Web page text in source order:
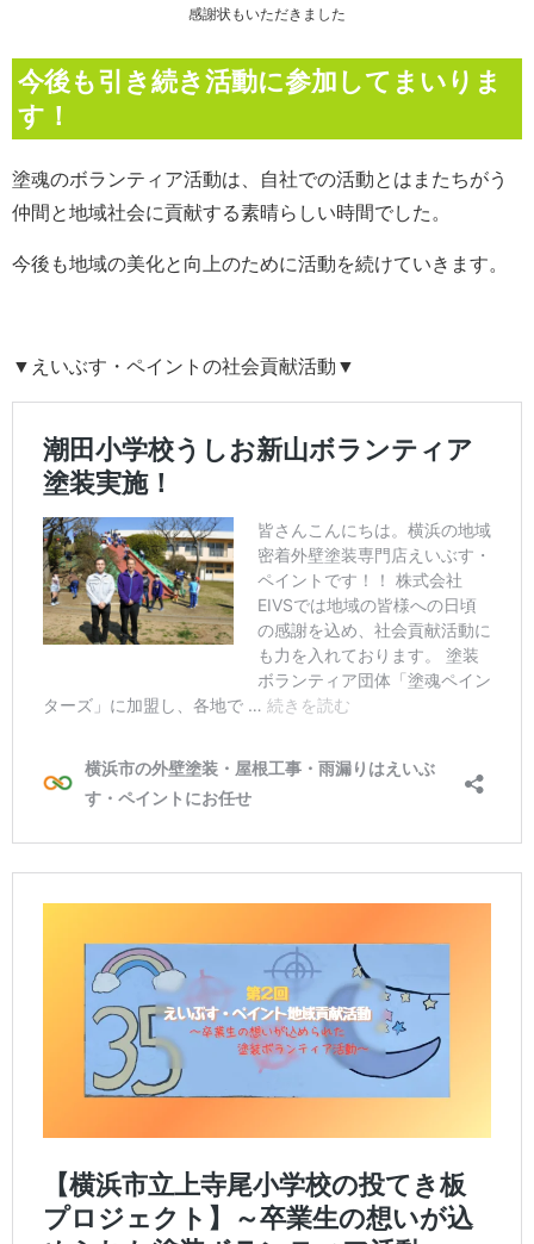
感謝状もいただきました
今後も引き続き活動に参加してまいりま
す！
塗魂のボランティア活動は、自社での活動とはまたちがう
仲間と地域社会に貢献する素晴らしい時間でした。
今後も地域の美化と向上のために活動を続けていきます。
▼えいぶす・ペイントの社会貢献活動▼